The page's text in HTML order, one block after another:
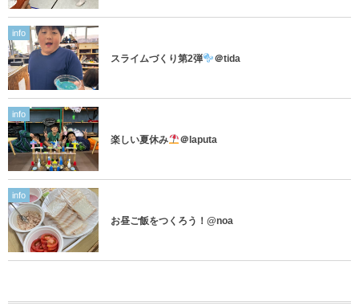
info
スライムづくり第2弾 ＠tida
info
楽しい夏休み ＠laputa
info
お昼ご飯をつくろう！@noa